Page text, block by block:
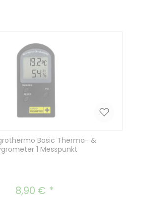
Basic Thermo- &
1 Messpunkt
Regulärer Preis:
8,90 €